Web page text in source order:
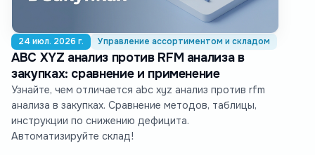
24 июл. 2026 г. Управление ассортиментом и складом
ABC XYZ анализ против RFM анализа в
закупках: сравнение и применение
Узнайте, чем отличается abc xyz анализ против rfm
анализа в закупках. Сравнение методов, таблицы,
инструкции по снижению дефицита.
Автоматизируйте склад!